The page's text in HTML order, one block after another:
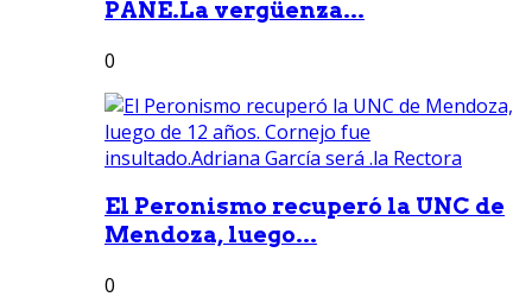
PANE.La vergüenza...
0
El Peronismo recuperó la UNC de
Mendoza, luego...
0